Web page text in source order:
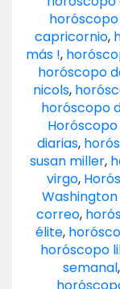
capricornio,
más !,
horóscopo
nicols,
horóscopo
Horóscopo
diarias,
susan miller,
virgo,
Washington
correo,
élite,
horóscopo
semanal,